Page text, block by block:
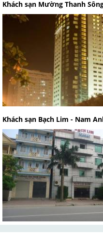
Khách sạn Mường Thanh
Khách sạn Bạch Lim - Nam